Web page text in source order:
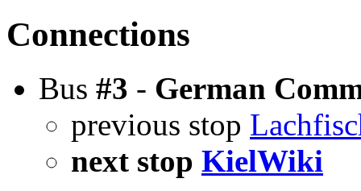
Connections
Bus #3 - German
previous stop
next stop KielWiki